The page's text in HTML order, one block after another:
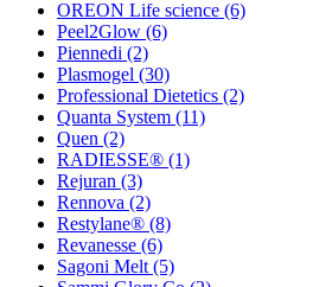
OREON Life science (6)
Peel2Glow (6)
Piennedi (2)
Plasmogel (30)
Professional Dietetics (2)
Quanta System (11)
Quen (2)
RADIESSE® (1)
Rejuran (3)
Rennova (2)
Restylane® (8)
Revanesse (6)
Sagoni Melt (5)